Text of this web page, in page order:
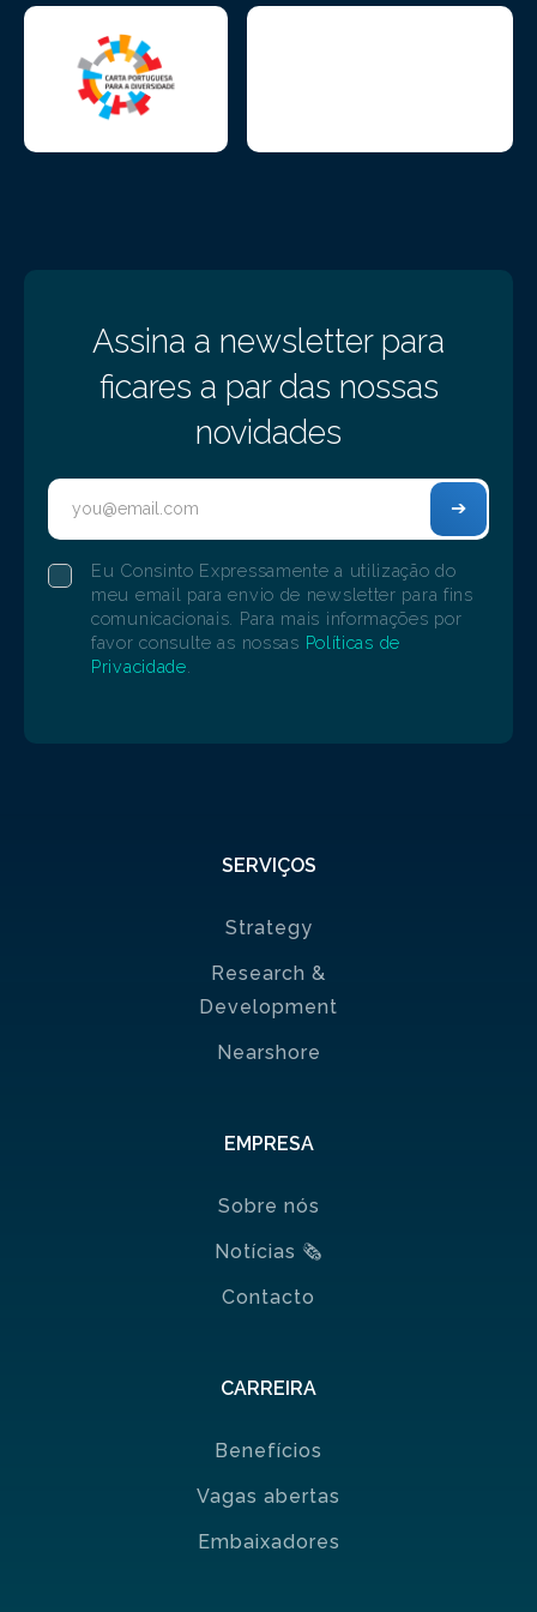
Assina a newsletter para
ficares a par das nossas
novidades
Eu Consinto Expressamente a utilização do
meu email para envio de newsletter para fins
comunicacionais. Para mais informações por
favor consulte as nossas Políticas de
Privacidade
SERVIÇOS
Strategy
Research &
Development
Nearshore
EMPRESA
Sobre nós
Notícias 🗞
Contacto
CARREIRA
Benefícios
Vagas abertas
Embaixadores